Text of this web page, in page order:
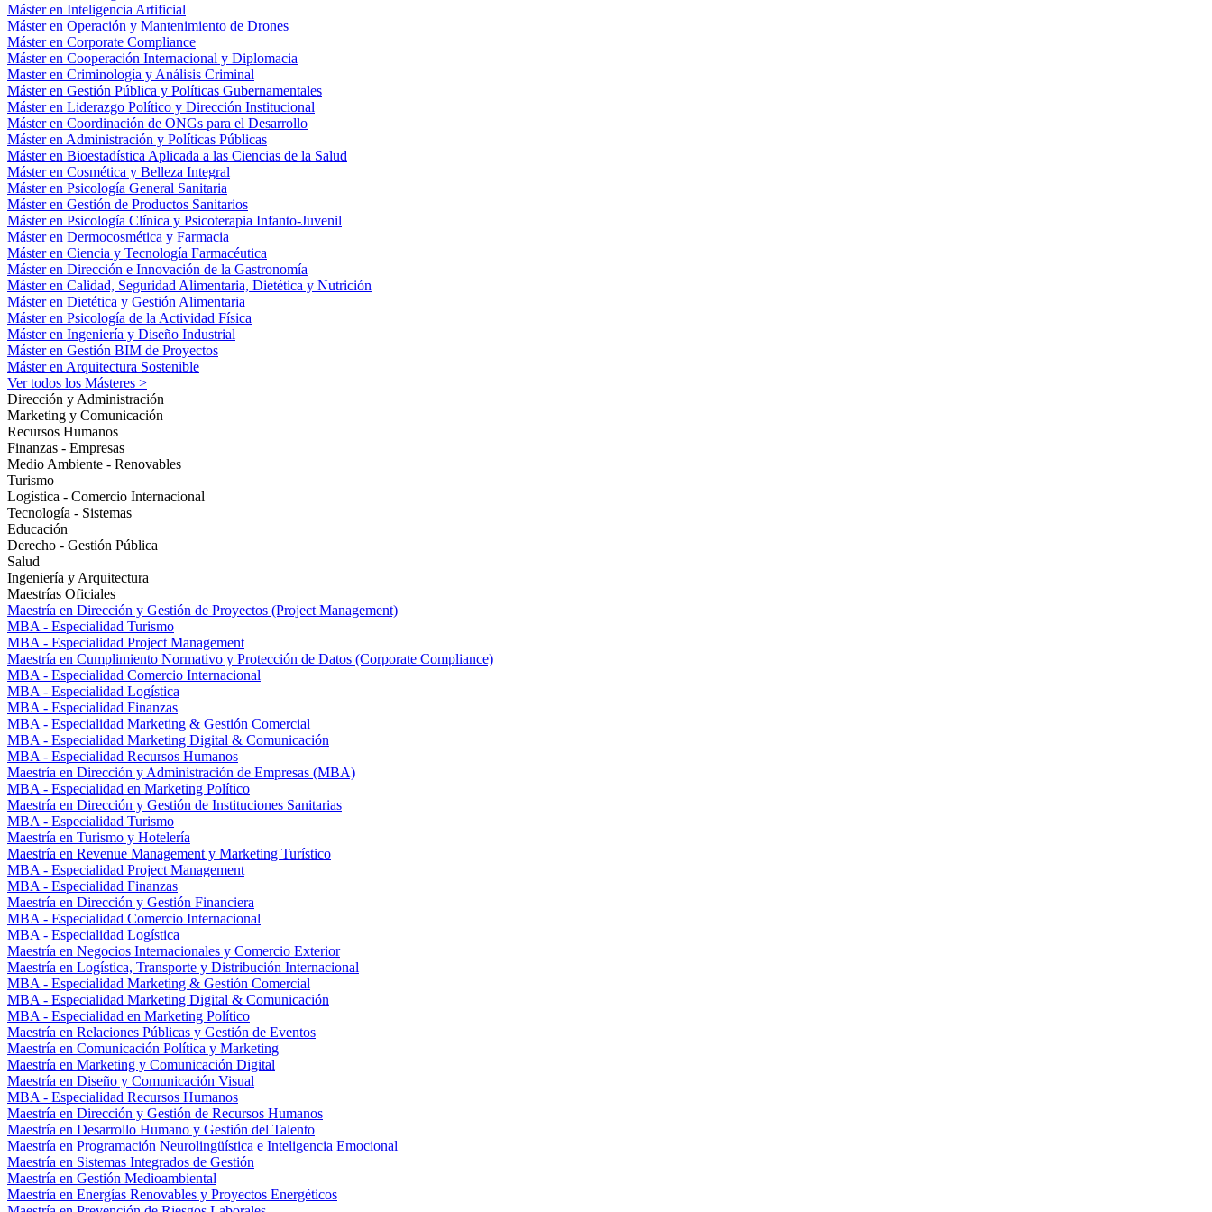
Máster en Inteligencia Artificial
Máster en Operación y Mantenimiento de Drones
Máster en Corporate Compliance
Máster en Cooperación Internacional y Diplomacia
Master en Criminología y Análisis Criminal
Máster en Gestión Pública y Políticas Gubernamentales
Máster en Liderazgo Político y Dirección Institucional
Máster en Coordinación de ONGs para el Desarrollo
Máster en Administración y Políticas Públicas
Máster en Bioestadística Aplicada a las Ciencias de la Salud
Máster en Cosmética y Belleza Integral
Máster en Psicología General Sanitaria
Máster en Gestión de Productos Sanitarios
Máster en Psicología Clínica y Psicoterapia Infanto-Juvenil
Máster en Dermocosmética y Farmacia
Máster en Ciencia y Tecnología Farmacéutica
Máster en Dirección e Innovación de la Gastronomía
Máster en Calidad, Seguridad Alimentaria, Dietética y Nutrición
Máster en Dietética y Gestión Alimentaria
Máster en Psicología de la Actividad Física
Máster en Ingeniería y Diseño Industrial
Máster en Gestión BIM de Proyectos
Máster en Arquitectura Sostenible
Ver todos los Másteres >
Dirección y Administración
Marketing y Comunicación
Recursos Humanos
Finanzas - Empresas
Medio Ambiente - Renovables
Turismo
Logística - Comercio Internacional
Tecnología - Sistemas
Educación
Derecho - Gestión Pública
Salud
Ingeniería y Arquitectura
Maestrías Oficiales
Maestría en Dirección y Gestión de Proyectos (Project Management)
MBA - Especialidad Turismo
MBA - Especialidad Project Management
Maestría en Cumplimiento Normativo y Protección de Datos (Corporate Compliance)
MBA - Especialidad Comercio Internacional
MBA - Especialidad Logística
MBA - Especialidad Finanzas
MBA - Especialidad Marketing & Gestión Comercial
MBA - Especialidad Marketing Digital & Comunicación
MBA - Especialidad Recursos Humanos
Maestría en Dirección y Administración de Empresas (MBA)
MBA - Especialidad en Marketing Político
Maestría en Dirección y Gestión de Instituciones Sanitarias
MBA - Especialidad Turismo
Maestría en Turismo y Hotelería
Maestría en Revenue Management y Marketing Turístico
MBA - Especialidad Project Management
MBA - Especialidad Finanzas
Maestría en Dirección y Gestión Financiera
MBA - Especialidad Comercio Internacional
MBA - Especialidad Logística
Maestría en Negocios Internacionales y Comercio Exterior
Maestría en Logística, Transporte y Distribución Internacional
MBA - Especialidad Marketing & Gestión Comercial
MBA - Especialidad Marketing Digital & Comunicación
MBA - Especialidad en Marketing Político
Maestría en Relaciones Públicas y Gestión de Eventos
Maestría en Comunicación Política y Marketing
Maestría en Marketing y Comunicación Digital
Maestría en Diseño y Comunicación Visual
MBA - Especialidad Recursos Humanos
Maestría en Dirección y Gestión de Recursos Humanos
Maestría en Desarrollo Humano y Gestión del Talento
Maestría en Programación Neurolingüística e Inteligencia Emocional
Maestría en Sistemas Integrados de Gestión
Maestría en Gestión Medioambiental
Maestría en Energías Renovables y Proyectos Energéticos